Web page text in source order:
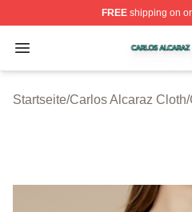
FREEshipping on
Open menu
Carlos Alcaraz Shop ⚡️
Startseite/Carlos Alcaraz Cloth/